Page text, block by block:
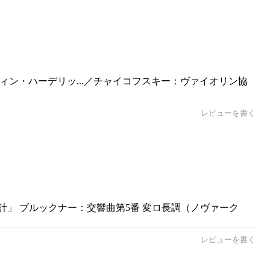
ン・ハーデリッ...／チャイコフスキー：ヴァイオリン協
レビューを書く
」 ブルックナー：交響曲第5番 変ロ長調（ノヴァーク
レビューを書く